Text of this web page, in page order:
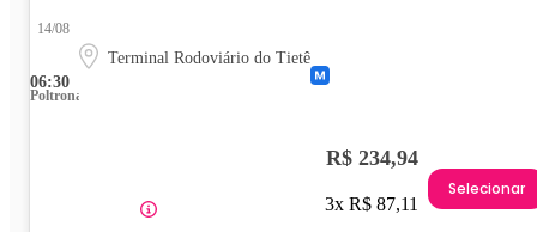
06:30
14/08
Terminal Rodoviário do Tietê
Poltrona
R$ 234,94
3x R$ 87,11
Selecionar